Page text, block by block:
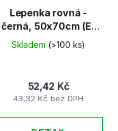
Lepenka rovná -
černá, 50x70cm (E-
Welle)
Skladem (>100 ks)
43,32 Kč bez DPH
52,42 Kč